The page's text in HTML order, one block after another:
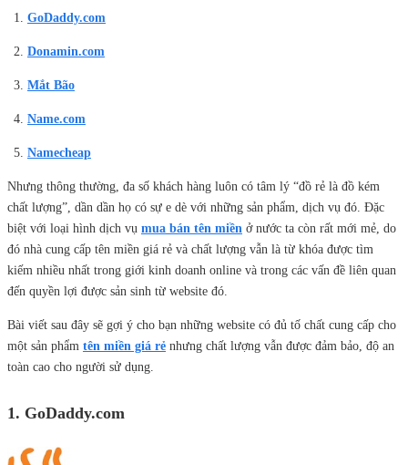
GoDaddy.com
Donamin.com
Mắt Bão
Name.com
Namecheap
Nhưng thông thường, đa số khách hàng luôn có tâm lý “đồ rẻ là đồ kém
chất lượng”, dần dần họ có sự e dè với những sản phẩm, dịch vụ đó. Đặc
biệt với loại hình dịch vụ mua bán tên miền ở nước ta còn rất mới mẻ, do
đó nhà cung cấp tên miền giá rẻ và chất lượng vẫn là từ khóa được tìm
kiếm nhiều nhất trong giới kinh doanh online và trong các vấn đề liên quan
đến quyền lợi được sản sinh từ website đó.
Bài viết sau đây sẽ gợi ý cho bạn những website có đủ tố chất cung cấp cho
một sản phẩm tên miền giá rẻ nhưng chất lượng vẫn được đảm bảo, độ an
toàn cao cho người sử dụng.
1. GoDaddy.com